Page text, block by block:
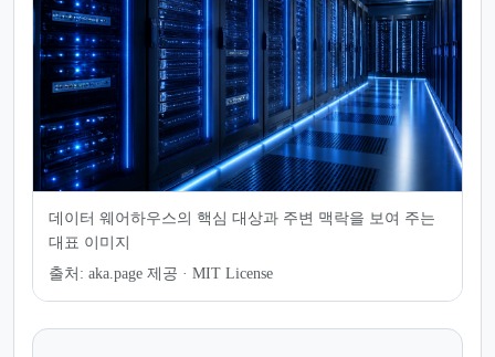
데이터 웨어하우스의 핵심 대상과 주변 맥락을 보여 주는
대표 이미지
출처: aka.page 제공 · MIT License